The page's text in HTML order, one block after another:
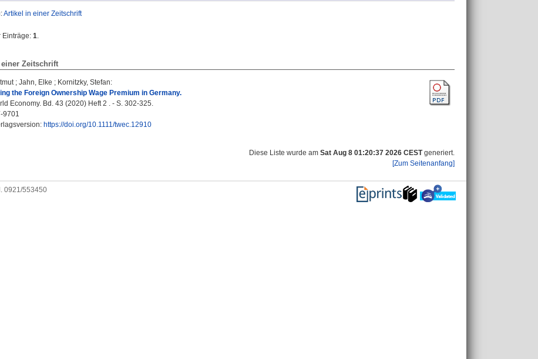
Artikel in einer Zeitschrift
Einträge: 1.
Zeitschrift
; Jahn, Elke ; Kornitzky, Stefan:
the Foreign Ownership Wage Premium in Germany.
Economy. Bd. 43 (2020) Heft 2 . - S. 302-325.
9701
https://doi.org/10.1111/twec.12910
Diese Liste wurde am Sat Aug 8 01:20:37 2026 CESTgeneriert.
[Zum Seitenanfang]
0921/553450